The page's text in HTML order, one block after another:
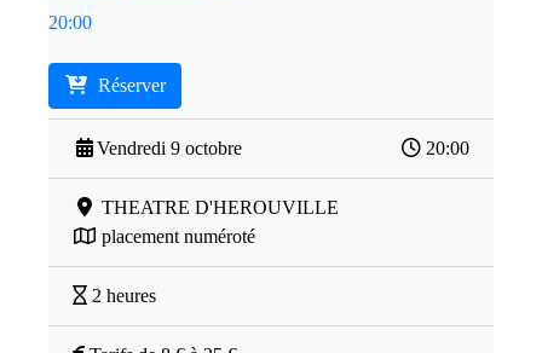
20:00
Réserver
Vendredi 9 octobre 20:00
THEATRE D'HEROUVILLE
placement numéroté
2 heures